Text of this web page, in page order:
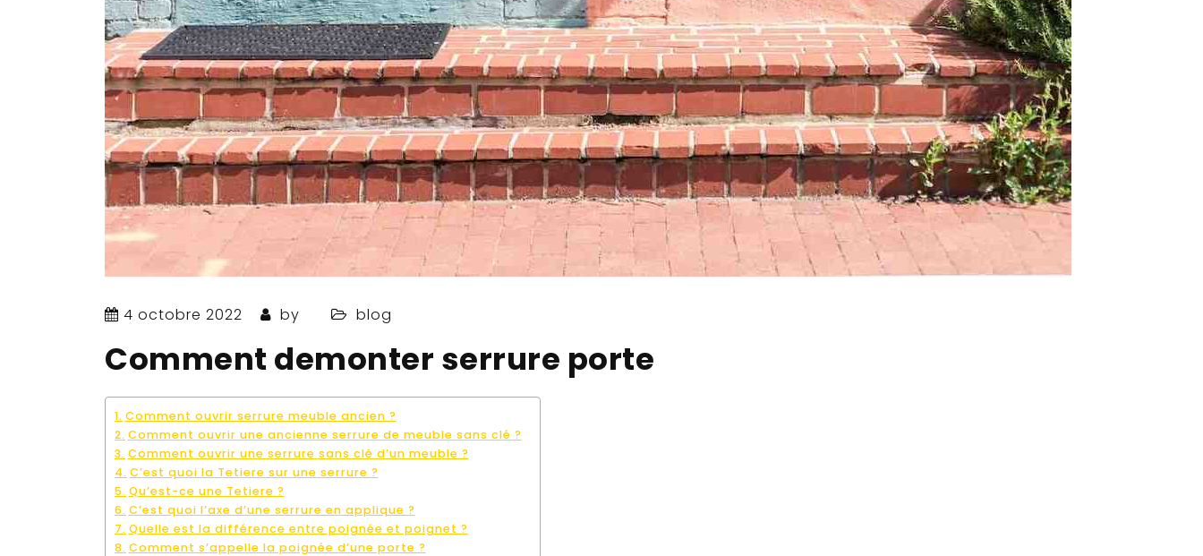
4 octobre 2022 by blog
Comment demonter serrure porte
Comment ouvrir serrure meuble ancien ?
Comment ouvrir une ancienne serrure de meuble sans clé ?
Comment ouvrir une serrure sans clé d’un meuble ?
C’est quoi la Tetiere sur une serrure ?
Qu’est-ce une Tetiere ?
C’est quoi l’axe d’une serrure en applique ?
Quelle est la différence entre poignée et poignet ?
Comment s’appelle la poignée d’une porte ?